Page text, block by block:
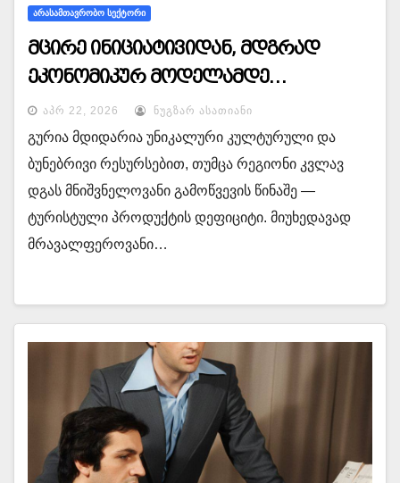
ᲐᲠᲐᲡᲐᲛᲗᲐᲕᲠᲝᲑᲝ ᲡᲔᲥᲢᲝᲠᲘ
მცირე ინიციატივიდან, მდგრად
ეკონომიკურ მოდელამდე…
ᲐᲞᲠ 22, 2026 ᲜᲣᲒᲖᲐᲠ ᲐᲡᲐᲗᲘᲐᲜᲘ
გურია მდიდარია უნიკალური კულტურული და
ბუნებრივი რესურსებით, თუმცა რეგიონი კვლავ
დგას მნიშვნელოვანი გამოწვევის წინაშე —
ტურისტული პროდუქტის დეფიციტი. მიუხედავად
მრავალფეროვანი…